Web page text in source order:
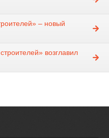
– новый
возглавил